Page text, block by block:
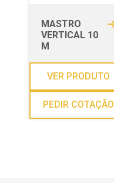
MASTRO
VERTICAL 10
M
VER PRODUTO
PEDIR COTAÇÃO